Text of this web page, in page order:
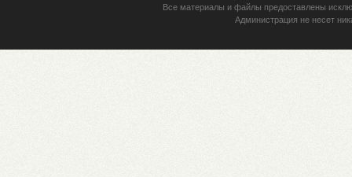
Все материалы и файлы предоставлены
Администрация не несет